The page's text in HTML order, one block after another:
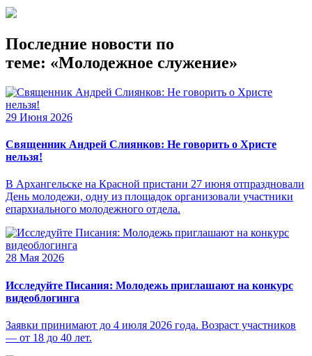
Последние новости по
теме: «Молодежное служение»
29 Июня 2026
Священник Андрей Слиянков: Не говорить о Христе
нельзя!
В Архангельске на Красной пристани 27 июня отпраздновали
День молодежи, одну из площадок организовали участники
епархиального молодежного отдела.
28 Мая 2026
Исследуйте Писания: Молодежь приглашают на конкурс
видеоблогинга
Заявки принимают до 4 июля 2026 года. Возраст участников
— от 18 до 40 лет.